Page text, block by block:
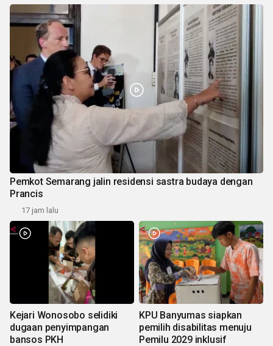
Pemkot Semarang jalin residensi sastra budaya dengan
Prancis
17 jam lalu
Kejari Wonosobo selidiki
dugaan penyimpangan
bansos PKH
KPU Banyumas siapkan
pemilih disabilitas menuju
Pemilu 2029 inklusif